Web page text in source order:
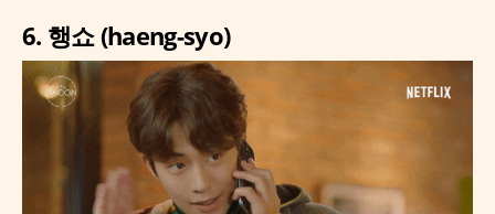
6. 행쇼 (haeng-syo)